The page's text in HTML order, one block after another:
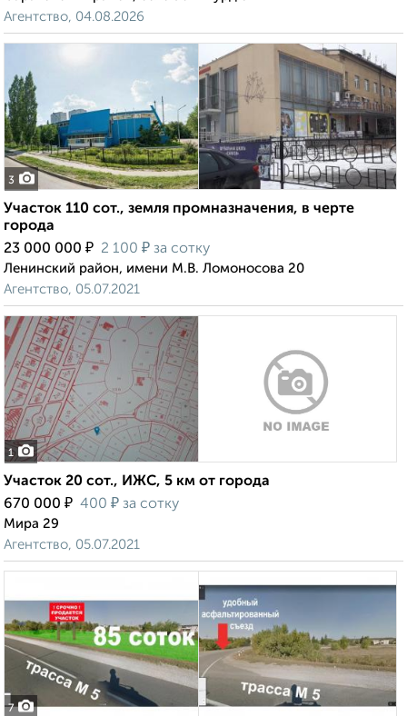
Агентство, 04.08.2026
3
Участок 110 сот., земля промназначения, в черте
города
23 000 000 ₽ 2 100 ₽ за сотку
Ленинский район, имени М.В. Ломоносова 20
Агентство, 05.07.2021
1
Участок 20 сот., ИЖС, 5 км от города
670 000 ₽ 400 ₽ за сотку
Мира 29
Агентство, 05.07.2021
7